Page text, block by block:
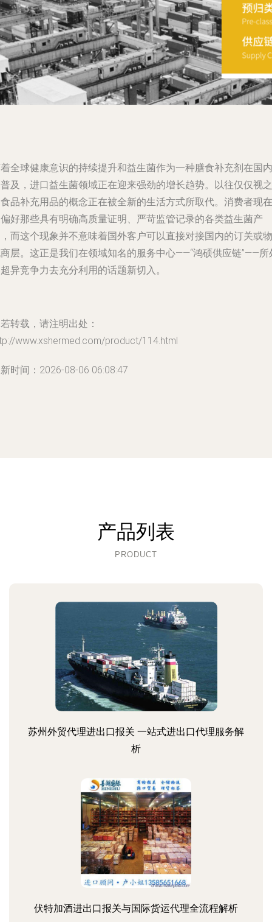
全球健康意识的持续提升和益生菌作为一种膳食补充剂在国内
及，进口益生菌领域正在迎来强劲的增长趋势。以往仅仅视之
品补充用品的概念正在被全新的生活方式所取代。消费者现在
好那些具有明确高质量证明、严苛监管记录的各类益生菌产
而这个现象并不意味着国外客户可以直接对接国内的订关或物
层。这正是我们在领域知名的服务中心——“鸿硕供应链”——所
异竞争力去充分利用的话题新切入。
转载，请注明出处：
www.xshermed.com/product/114.html
时间：2026-08-06 06:08:47
产品列表
PRODUCT
苏州外贸代理进出口报关 一站式进出口代理服务解
析
伏特加酒进出口报关与国际货运代理全流程解析